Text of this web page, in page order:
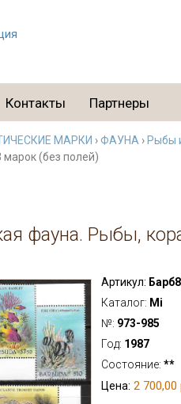
Контакты Партнеры
МАРКИ ›ФАУНА › Рыбы
(без полей)
фауна. Рыбы,
Артикул:
Каталог: Mi
№: 973-985
Год: 1987
Состояние: **
Цена: 2 700,00